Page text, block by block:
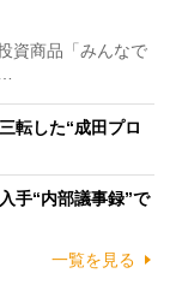
資商品「みんなで
転した“成田プロ
手“内部議事録”で
一覧を見る